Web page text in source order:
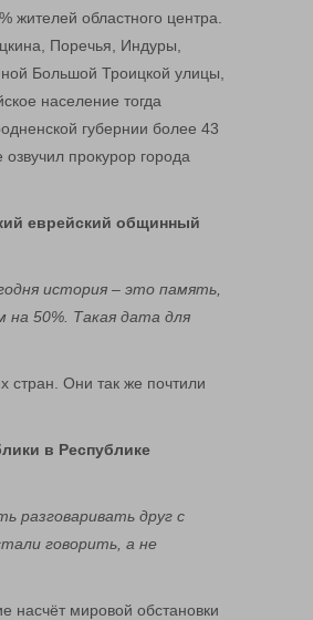
жителей областного центра.
Поречья, Индуры,
Большой Троицкой улицы,
население тогда
губернии более 43
прокурор города
еврейский общинный
история – это память,
50%. Такая дата для
стран. Они так же почтили
в Республике
разговаривать друг с
говорить, а не
насчёт мировой обстановки